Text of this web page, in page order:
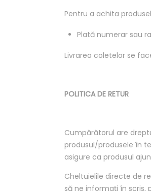
Pentru a achita
Plată numerar sau
Livrarea coletelor se
POLITICA DE RETUR
Cumpărătorul are
produsul/produsele în
asigure ca produsul
Cheltuielile directe de
să ne informaţi în scris,